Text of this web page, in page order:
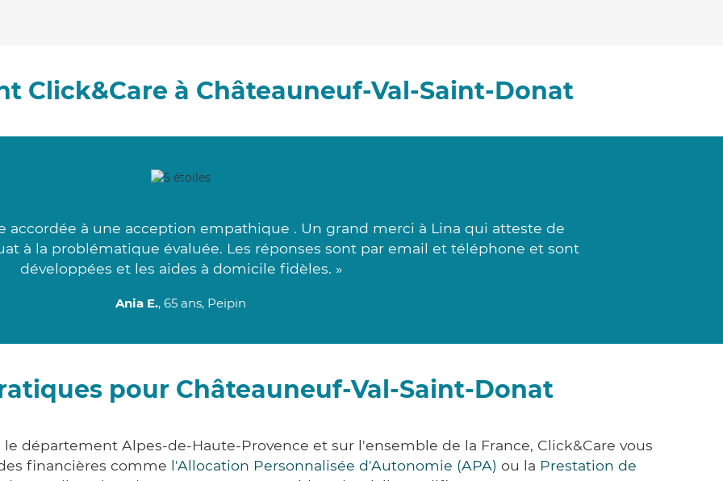
Click&Care à Châteauneuf-Val-Saint-Donat
accordée à une acception empathique . Un grand merci à Lina qui atteste de
à la problématique évaluée. Les réponses sont par email et téléphone et sont
développées et les aides à domicile fidèles. »
Ania E., 65 ans, Peipin
pour Châteauneuf-Val-Saint-Donat
département Alpes-de-Haute-Provence et sur l'ensemble de la France, Click&Care vous
financières comme l'Allocation Personnalisée d'Autonomie (APA) ou la Prestation de